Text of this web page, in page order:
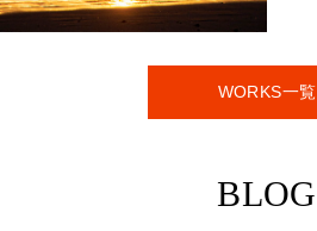
バリ Mar. 2018 Vol.3
WORKS一覧
BLOG